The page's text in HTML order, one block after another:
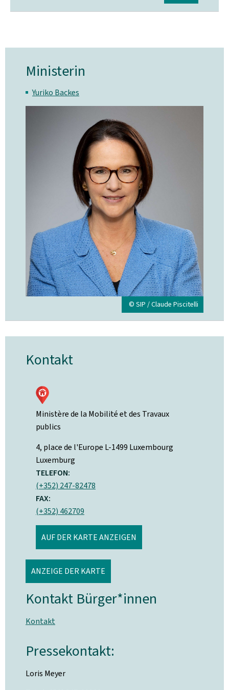
Ministerin
Yuriko Backes
© SIP / Claude Piscitelli
Kontakt
Ministère de la Mobilité et des Travaux
publics
ADRESSE:
4, place de l'Europe L-1499 Luxembourg
Luxemburg
TELEFON:
(+352) 247-82478
FAX:
(+352) 462709
AUF DER KARTE ANZEIGEN
ANZEIGE DER KARTE
Kontakt Bürger*innen
Kontakt
Pressekontakt:
Loris Meyer